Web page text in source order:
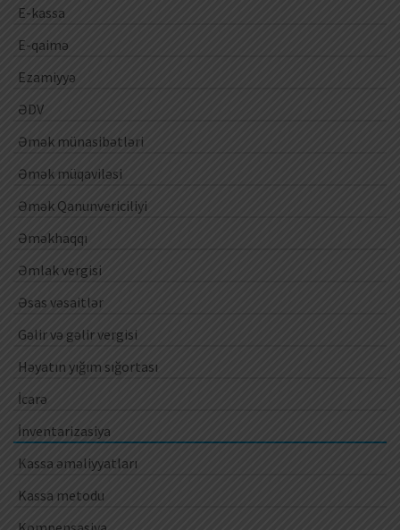
E-kassa
E-qaimə
Ezamiyyə
ƏDV
Əmək münasibətləri
Əmək müqaviləsi
Əmək Qanunvericiliyi
Əməkhaqqı
Əmlak vergisi
Əsas vəsaitlər
Gəlir və gəlir vergisi
Həyatın yığım sığortası
İcarə
İnventarizasiya
Kassa əməliyyatları
Kassa metodu